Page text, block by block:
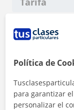
Política de
para garantizar
personalizar el